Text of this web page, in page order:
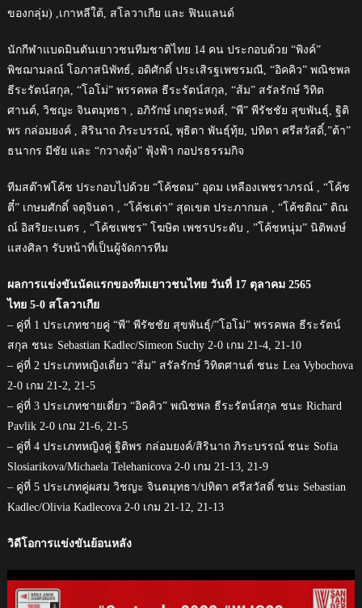
ของกลุ่ม) ,เกาหลีใต้, สโลวาเกีย และ ฟินแลนด์
นักกีฬาแบดมินตันเยาวชนทีมชาติไทย 14 คน ประกอบด้วย “พิงค์”
พิชฌามลณ์ โอภาสนิพัทธ์, อดิศักดิ์ ประเสิรฐเพชรมณี, “อิคคิว” พณิชพล
ธีระรัตน์สกุล, “โอโม่” พรรคพล ธีระรัตน์สกุล, “ส้ม” สรัลรักษ์ วิทิต
ศานต์, วิชญะ จินตมุทธา , อภิรักษ์ เกตุระหงส์, “พี” พีรัชชัย สุขพันธุ์, ฐิติ
พร กล่อมยงค์ , สิรินาถ ภิระบรรณ์, พุธิตา พันธุ์ทุ้ย, ปทิตา ศรีสวัสดิ์,”ต้า”
ธนากร มีชัย และ “กวางตุ้ง” ฟุ้งฟ้า กอปรธรรมกิจ
ทีมสต๊าฟโค้ช ประกอบไปด้วย “โค้ชดม” อุดม เหลืองเพชราภรณ์ , “โค้ช
ตี๋” เกษมศักดิ์ จตุจินดา , “โค้ชเต่า” สุดเขต ประภากมล , “โค้ชติณ” ติณ
ณ์ อิสริยะเนตร , “โค้ชเพชร” โฆษิต เพชรประดับ , ”โค้ชหนุ่ม” นิติพงษ์
แสงศิลา รับหน้าที่เป็นผู้จัดการทีม
ผลการแข่งขันนัดแรกของทีมเยาวชนไทย วันที่ 17 ตุลาคม 2565
ไทย 5-0 สโลวาเกีย
– คู่ที่ 1 ประเภทชายคู่ “พี” พีรัชชัย สุขพันธุ์/”โอโม่” พรรคพล ธีระรัตน์
สกุล ชนะ Sebastian Kadlec/Simeon Suchy 2-0 เกม 21-4, 21-10
– คู่ที่ 2 ประเภทหญิงเดี่ยว “ส้ม” สรัลรักษ์ วิทิตศานต์ ชนะ Lea Vybochova
2-0 เกม 21-2, 21-5
– คู่ที่ 3 ประเภทชายเดี่ยว “อิคคิว” พณิชพล ธีระรัตน์สกุล ชนะ Richard
Pavlik 2-0 เกม 21-6, 21-5
– คู่ที่ 4 ประเภทหญิงคู่ ฐิติพร กล่อมยงค์/สิรินาถ ภิระบรรณ์ ชนะ Sofia
Slosiarikova/Michaela Telehanicova 2-0 เกม 21-13, 21-9
– คู่ที่ 5 ประเภทคู่ผสม วิชญะ จินตมุทธา/ปทิตา ศรีสวัสดิ์ ชนะ Sebastian
Kadlec/Olivia Kadlecova 2-0 เกม 21-12, 21-13
วิดีโอการแข่งขันย้อนหลัง